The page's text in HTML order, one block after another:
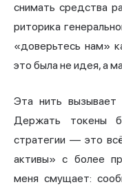
снимать средства
риторика
«доверьтесь нам»
это была не идея, а
Эта нить вызывает
Держать токены
стратегии — это
активы» с более
меня смущает: